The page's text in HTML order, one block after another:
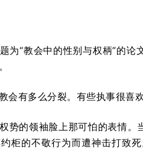
为“教会中的性别与权柄”的
会有多么分裂。有些执事很喜
势的领袖脸上那可怕的表情
柜的不敬行为而遭神击打致